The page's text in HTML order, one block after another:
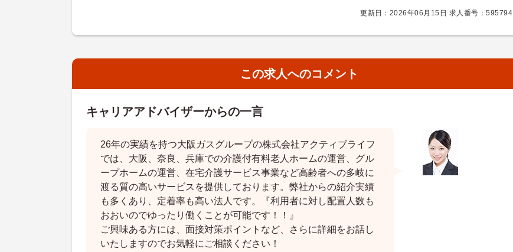
更新日：2026年06月15日 求人番号：595794
この求人へのコメント
キャリアアドバイザーからの一言
26年の実績を持つ大阪ガスグループの株式会社アクティブライフ
では、大阪、奈良、兵庫での介護付有料老人ホームの運営、グル
ープホームの運営、在宅介護サービス事業など高齢者への多岐に
渡る質の高いサービスを提供しております。弊社からの紹介実績
も多くあり、定着率も高い法人です。『利用者に対し配置人数も
おおいのでゆったり働くことが可能です！！』
ご興味ある方には、面接対策ポイントなど、さらに詳細をお話し
いたしますのでお気軽にご相談ください！